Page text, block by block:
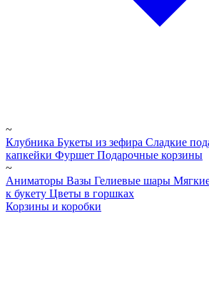
~
Клубника Букеты из зефира Сладкие
капкейки Фуршет Подарочные корзины
~
Аниматоры Вазы Гелиевые шары
к букету Цветы в горшках
Корзины и коробки